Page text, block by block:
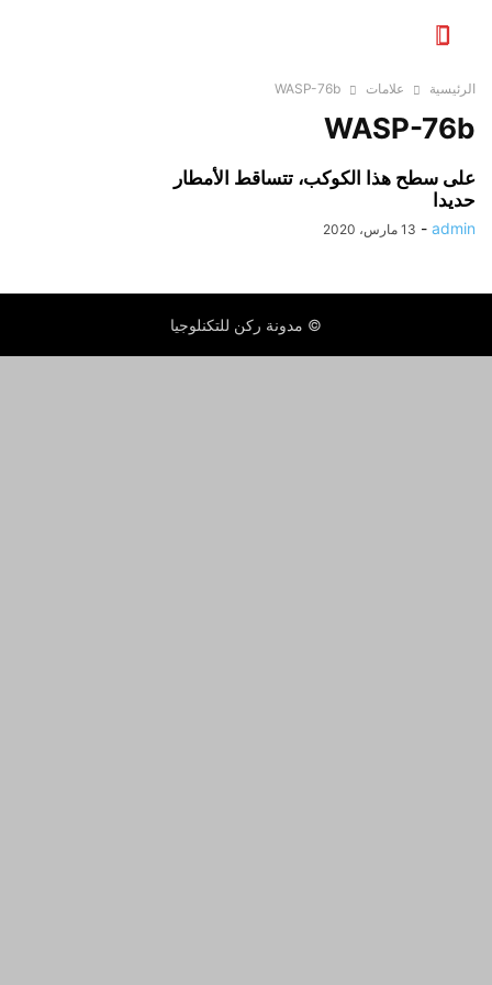
الرئيسية علامات WASP-76b
WASP-76b
على سطح هذا الكوكب، تتساقط الأمطار
حديدا
admin
- 13 مارس، 2020
© مدونة ركن للتكنلوجيا